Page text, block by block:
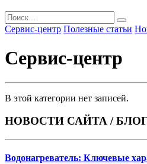
Сервис-центр Полезные статьи
Сервис-центр
В этой категории нет записей.
НОВОСТИ САЙТА / БЛОГ
Водонагреватель: Ключевые